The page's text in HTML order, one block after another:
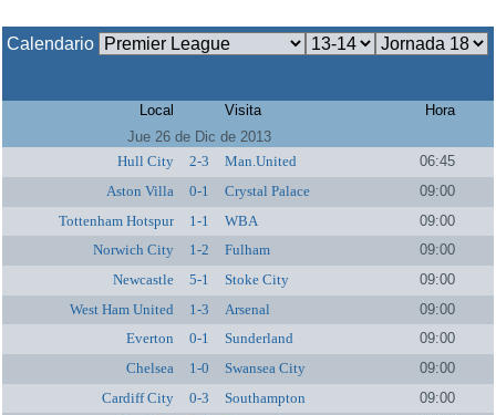
Calendario
Local Visita
Hora
Jue 26 de Dic de 2013
Hull City
2-3 Man.United
06:45
Aston Villa
0-1 Crystal Palace
09:00
Tottenham Hotspur
1-1 WBA
09:00
Norwich City
1-2 Fulham
09:00
Newcastle
5-1 Stoke City
09:00
West Ham United
1-3 Arsenal
09:00
Everton
0-1 Sunderland
09:00
Chelsea
1-0 Swansea City
09:00
Cardiff City
0-3 Southampton
09:00